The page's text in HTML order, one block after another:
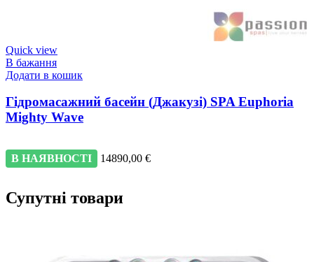
Quick view
В бажання
Додати в кошик
Гідромасажний басейн (Джакузі) SPA Euphoria
Mighty Wave
В НАЯВНОСТІ 14890,00 €
Супутні товари